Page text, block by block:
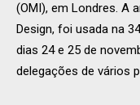
(OMI), em Londres. A
Design, foi usada na
dias 24 e 25 de
delegações de vários